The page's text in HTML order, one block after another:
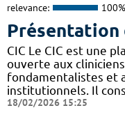
relevance: 100%
Présentation
CIC Le CIC est une
ouverte aux
fondamentalistes et
institutionnels. Il
18/02/2026 15:25